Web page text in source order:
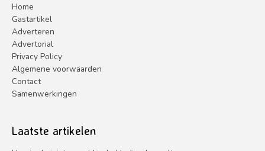
Home
Gastartikel
Adverteren
Advertorial
Privacy Policy
Algemene voorwaarden
Contact
Samenwerkingen
Laatste artikelen